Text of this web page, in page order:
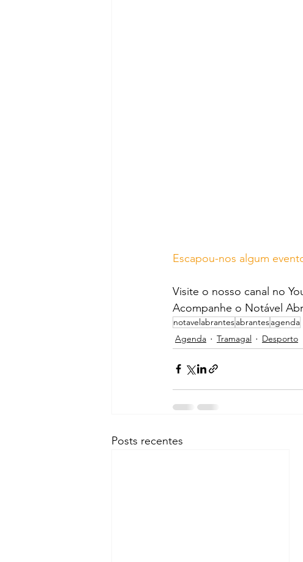
Escapou-nos algum
Visite o nosso canal no
Acompanhe o Notável
notavelabrantesabrantesagenda
Agenda
Tramagal Desporto
Posts recentes